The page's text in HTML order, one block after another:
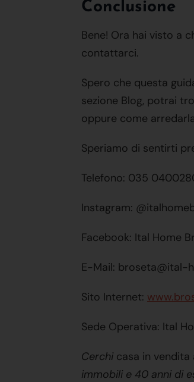
Conclusione
Bene! Ora hai visto a
contattarci.
Spero che questa
sezione Blog, potrai
oppure come
Speriamo di sentirti
Telefono: 035
Instagram:
Facebook: Ital Home
E-Mail: broseta@ital-
Sito Internet:
Sede Operativa: Ital
Cerchi casa in vendita
immobili e 40 anni di